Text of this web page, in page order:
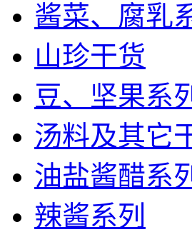
酱菜、腐乳
山珍干货
豆、坚果系
汤料及其它
油盐酱醋系
辣酱系列